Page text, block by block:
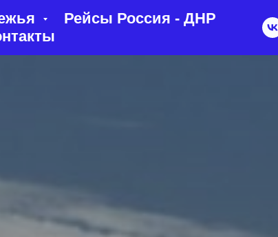
Рейсы Россия - ДНР